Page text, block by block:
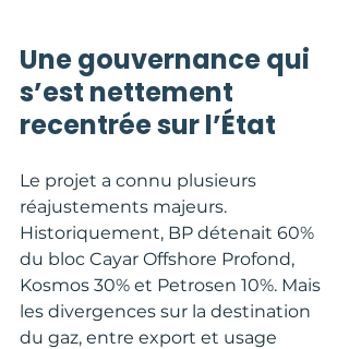
Une gouvernance qui
s’est nettement
recentrée sur l’État
Le projet a connu plusieurs
réajustements majeurs.
Historiquement, BP détenait 60%
du bloc Cayar Offshore Profond,
Kosmos 30% et Petrosen 10%. Mais
les divergences sur la destination
du gaz, entre export et usage